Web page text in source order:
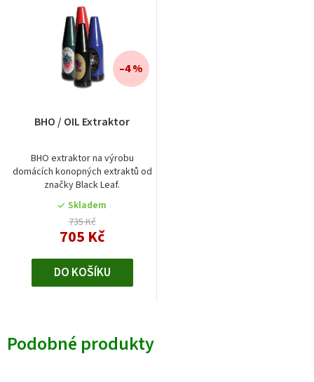
BHO / OIL Extraktor
BHO extraktor na výrobu
domácích konopných extraktů od
značky Black Leaf.
hodnocení
je
5,0
z
5
hvězdiček.
Skladem
735 Kč
705 Kč
–4 %
DO KOŠÍKU
Podobné produkty